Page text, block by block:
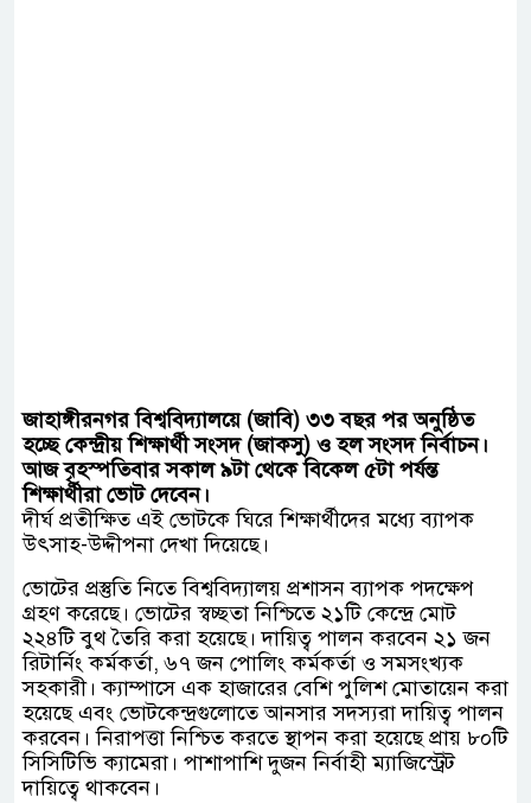
জাহাঙ্গীরনগর বিশ্ববিদ্যালয়ে (জাবি) ৩৩ বছর পর অনুষ্ঠিত
হচ্ছে কেন্দ্রীয় শিক্ষার্থী সংসদ (জাকসু) ও হল সংসদ নির্বাচন।
আজ বৃহস্পতিবার সকাল ৯টা থেকে বিকেল ৫টা পর্যন্ত
শিক্ষার্থীরা ভোট দেবেন।
দীর্ঘ প্রতীক্ষিত এই ভোটকে ঘিরে শিক্ষার্থীদের মধ্যে ব্যাপক
উৎসাহ-উদ্দীপনা দেখা দিয়েছে।
ভোটের প্রস্তুতি নিতে বিশ্ববিদ্যালয় প্রশাসন ব্যাপক পদক্ষেপ
গ্রহণ করেছে। ভোটের স্বচ্ছতা নিশ্চিতে ২১টি কেন্দ্রে মোট
২২৪টি বুথ তৈরি করা হয়েছে। দায়িত্ব পালন করবেন ২১ জন
রিটার্নিং কর্মকর্তা, ৬৭ জন পোলিং কর্মকর্তা ও সমসংখ্যক
সহকারী। ক্যাম্পাসে এক হাজারের বেশি পুলিশ মোতায়েন করা
হয়েছে এবং ভোটকেন্দ্রগুলোতে আনসার সদস্যরা দায়িত্ব পালন
করবেন। নিরাপত্তা নিশ্চিত করতে স্থাপন করা হয়েছে প্রায় ৮০টি
সিসিটিভি ক্যামেরা। পাশাপাশি দুজন নির্বাহী ম্যাজিস্ট্রেট
দায়িত্বে থাকবেন।